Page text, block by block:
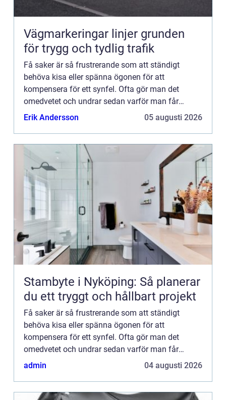
Vägmarkeringar linjer grunden
för trygg och tydlig trafik
Få saker är så frustrerande som att ständigt
behöva kisa eller spänna ögonen för att
kompensera för ett synfel. Ofta gör man det
omedvetet och undrar sedan varför man får
sådan sp&a...
Erik Andersson 05 augusti 2026
Stambyte i Nyköping: Så planerar
du ett tryggt och hållbart projekt
Få saker är så frustrerande som att ständigt
behöva kisa eller spänna ögonen för att
kompensera för ett synfel. Ofta gör man det
omedvetet och undrar sedan varför man får
sådan sp&a...
admin 04 augusti 2026